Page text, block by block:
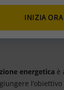
per
sostenibile,
energeticaè
l’obiettivo
INIZIA ORA